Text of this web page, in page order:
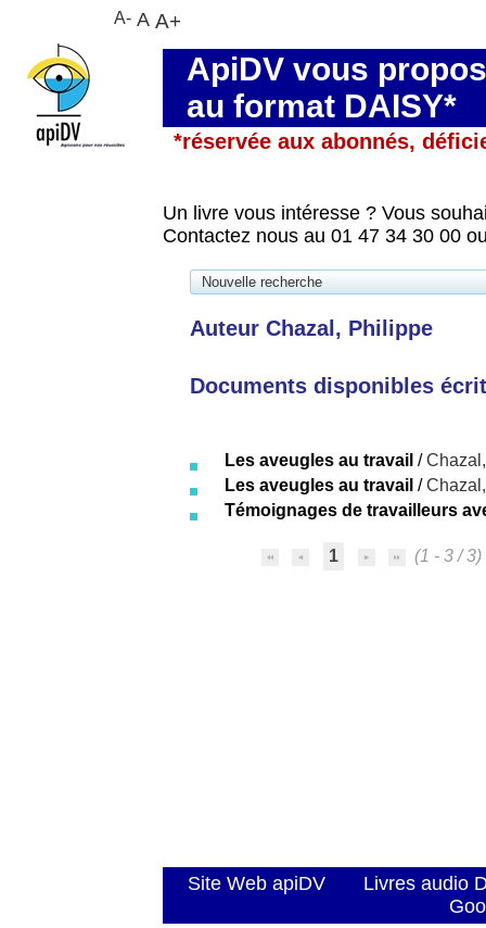
ApiDV vous
au format DAISY*
*réservée aux abonnés,
Un livre vous intéresse ? Vous
Contactez nous au 01 47 34 30 00
Nouvelle recherche
Auteur Chazal, Philippe
Documents disponibles
Les aveugles au travail /
Les aveugles au travail /
Témoignages de travailleurs
1 (1 - 3 / 3)
Site Web apiDV
Livres audio
A- A A+